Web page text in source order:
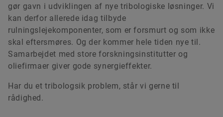
gør gavn i udviklingen af nye tribologiske løsninger. Vi
kan derfor allerede idag tilbyde
rulningslejekomponenter, som er forsmurt og som ikke
skal eftersmøres. Og der kommer hele tiden nye til.
Samarbejdet med store forskningsinstitutter og
oliefirmaer giver gode synergieffekter.
Har du et tribologsik problem, står vi gerne til
rådighed.